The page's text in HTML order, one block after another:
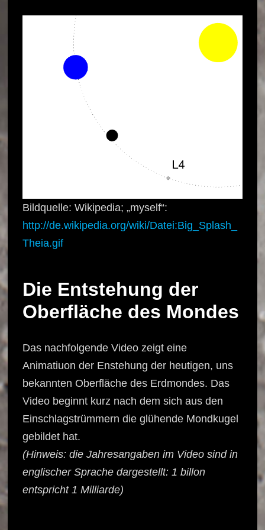
Bildquelle: Wikipedia; „myself“:
http://de.wikipedia.org/wiki/Datei:Big_Splash_
Theia.gif
Die Entstehung der
Oberfläche des Mondes
Das nachfolgende Video zeigt eine
Animatiuon der Enstehung der heutigen, uns
bekannten Oberfläche des Erdmondes. Das
Video beginnt kurz nach dem sich aus den
Einschlagstrümmern die glühende Mondkugel
gebildet hat.
(Hinweis: die Jahresangaben im Video sind in
englischer Sprache dargestellt: 1 billon
entspricht 1 Milliarde)